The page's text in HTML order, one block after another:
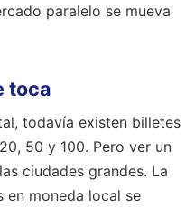
paralelo se mueva
toca
todavía existen billetes
50 y 100. Pero ver un
ciudades grandes. La
en moneda local se